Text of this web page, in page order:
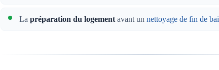
La préparation du logementavant un nettoyage de fin de